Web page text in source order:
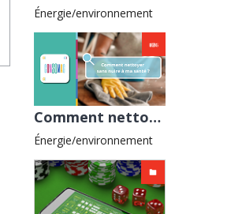
Énergie/environnement
Comment nettoyer sans nuire à ma santé ?
Énergie/environnement